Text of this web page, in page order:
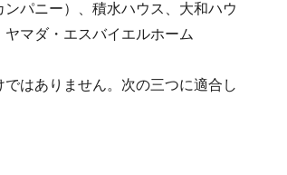
パニー）、積水ハウス、大和ハウ
マダ・エスバイエルホーム
はありません。次の三つに適合し